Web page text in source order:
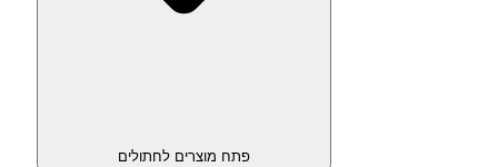
פתח מוצרים לחתולים